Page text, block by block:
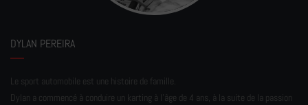
DYLAN PEREIRA
Le sport automobile est une histoire de famille.
Dylan a commencé à conduire un karting à l’âge de 4 ans, à la suite de la passion